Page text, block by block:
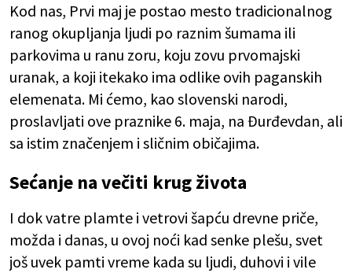
Kod nas, Prvi maj je postao mesto tradicionalnog
ranog okupljanja ljudi po raznim šumama ili
parkovima u ranu zoru, koju zovu prvomajski
uranak, a koji itekako ima odlike ovih paganskih
elemenata. Mi ćemo, kao slovenski narodi,
proslavljati ove praznike 6. maja, na Đurđevdan, ali
sa istim značenjem i sličnim običajima.
Sećanje na večiti krug života
I dok vatre plamte i vetrovi šapću drevne priče,
možda i danas, u ovoj noći kad senke plešu, svet
još uvek pamti vreme kada su ljudi, duhovi i vile